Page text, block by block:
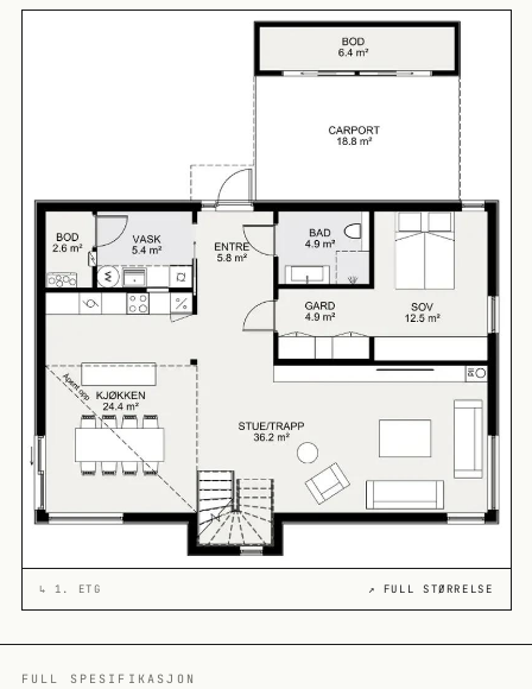
↳ 1. ETG ↗ FULL STØRRELSE
FULL SPESIFIKASJON